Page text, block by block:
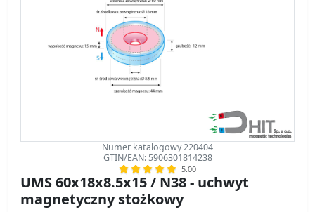
Numer katalogowy 220404
GTIN/EAN: 5906301814238
5.00
UMS 60x18x8.5x15 / N38 - uchwyt
magnetyczny stożkowy